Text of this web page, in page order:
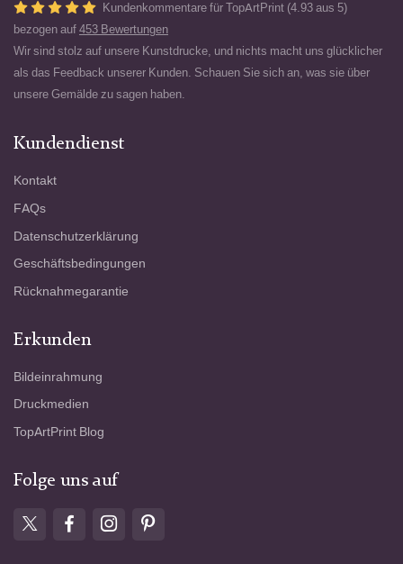
Kundenkommentare für TopArtPrint (4.93 aus 5)
bezogen auf 453 Bewertungen
Wir sind stolz auf unsere Kunstdrucke, und nichts macht uns glücklicher
als das Feedback unserer Kunden. Schauen Sie sich an, was sie über
unsere Gemälde zu sagen haben.
Kundendienst
Kontakt
FAQs
Datenschutzerklärung
Geschäftsbedingungen
Rücknahmegarantie
Erkunden
Bildeinrahmung
Druckmedien
TopArtPrint Blog
Folge uns auf